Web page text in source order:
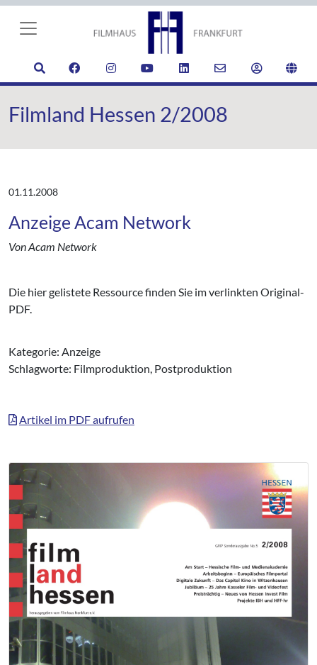
Filmland Hessen 2/2008
01.11.2008
Anzeige Acam Network
Von Acam Network
Die hier gelistete Ressource finden Sie im verlinkten Original-
PDF.
Kategorie: Anzeige
Schlagworte: Filmproduktion, Postproduktion
Artikel im PDF aufrufen